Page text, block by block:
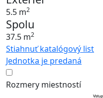
5.5 m2
Spolu
37.5 m2
Stiahnuť katalógový list
Jednotka je predaná
Rozmery miestností